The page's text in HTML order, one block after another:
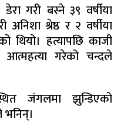
गरी बस्ने ३९ वर्षीया
अनिशा श्रेष्ठ र २ वर्षीया
थियो। हत्यापछि काजी
आत्महत्या गरेको चन्दले
जंगलमा झुन्डिएको